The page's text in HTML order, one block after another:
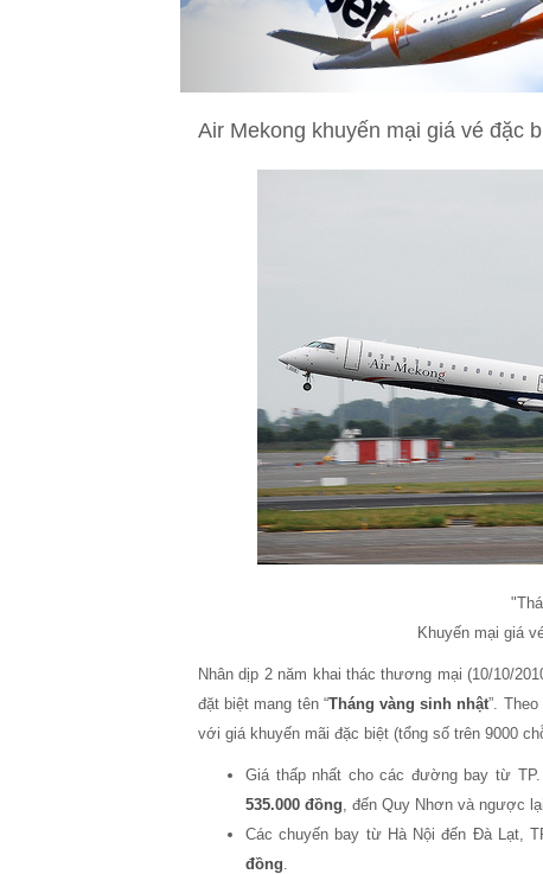
Air Mekong khuyến mại giá vé đặc
Khuyến mại giá
Nhân dịp 2 năm khai thác thương mại (10/10/
đặt biệt mang tên “Tháng vàng sinh nhật”.
với giá khuyến mãi đặc biệt (tổng số trên 9000
Giá thấp nhất cho các đường bay từ
535.000 đồng, đến Quy Nhơn và ngược
Các chuyến bay từ Hà Nội đến Đà Lạt,
đồng.